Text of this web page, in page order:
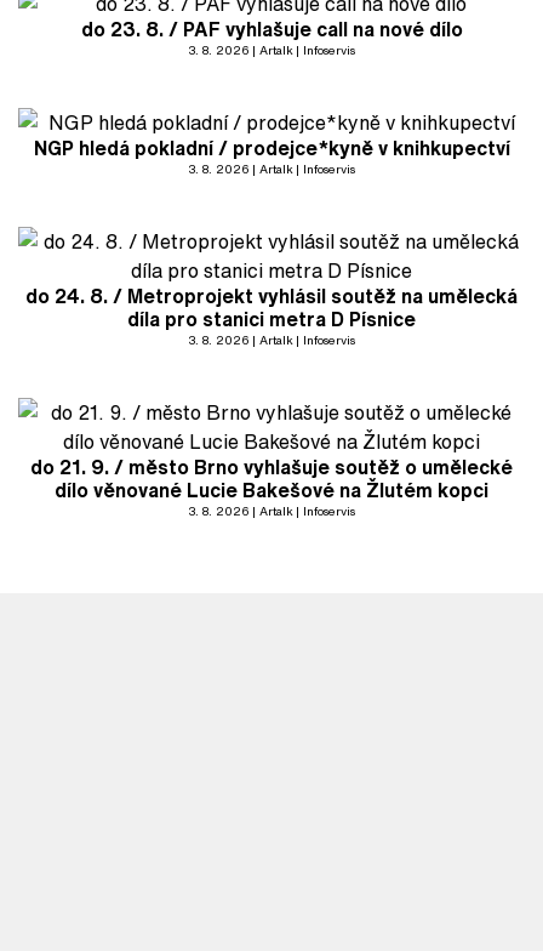
do 23. 8. / PAF vyhlašuje call na nové dílo
3. 8. 2026 Artalk Infoservis
NGP hledá pokladní / prodejce*kyně v knihkupectví
3. 8. 2026 Artalk Infoservis
do 24. 8. / Metroprojekt vyhlásil soutěž na umělecká
díla pro stanici metra D Písnice
3. 8. 2026 Artalk Infoservis
do 21. 9. / město Brno vyhlašuje soutěž o umělecké
dílo věnované Lucie Bakešové na Žlutém kopci
3. 8. 2026 Artalk Infoservis